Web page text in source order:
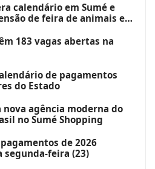
calendário em Sumé e
de feira de animais e
183 vagas abertas na
de pagamentos
do Estado
nova agência moderna do
no Sumé Shopping
de 2026
segunda-feira (23)